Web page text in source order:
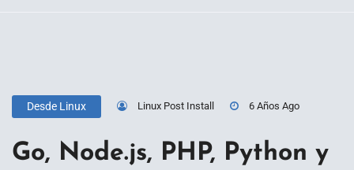
Desde Linux Linux Post Install 6 Años Ago
Go, Node.js, PHP, Python y